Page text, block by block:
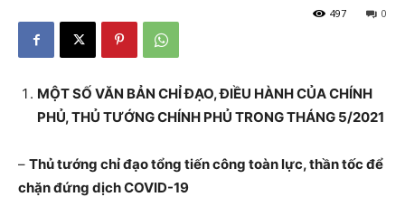
0
497
MỘT SỐ VĂN BẢN CHỈ ĐẠO, ĐIỀU HÀNH CỦA CHÍNH
PHỦ, THỦ TƯỚNG CHÍNH PHỦ TRONG THÁNG 5/2021
– Thủ tướng chỉ đạo tổng tiến công toàn lực, thần tốc để
chặn đứng dịch COVID-19